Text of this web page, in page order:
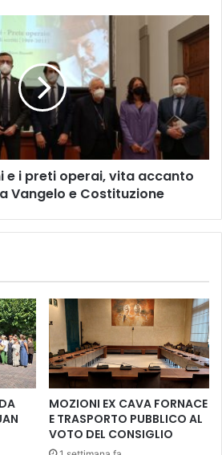
e i preti operai, vita accanto
Vangelo e Costituzione
MOZIONI EX CAVA FORNACE
E TRASPORTO PUBBLICO AL
VOTO DEL CONSIGLIO